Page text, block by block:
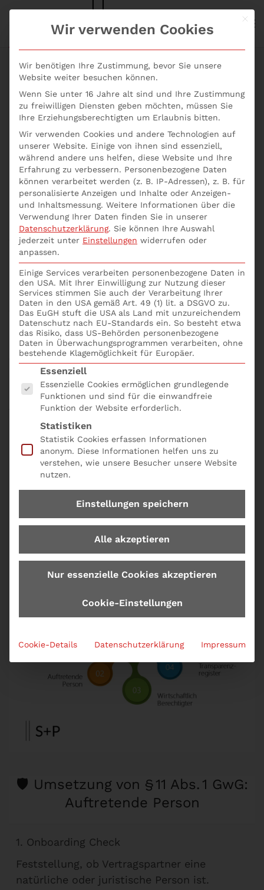
Skip to main content
S+P NEWS
Auftretende Person
– Umsetzung von
§11 Abs. 1 GwG
S+P Seminare Seminar Know Your Customer
Welche GwG-Pflichten sind bei der auftretenden
Person zu beachten? Beim Onboarding neuer
Kunden treten im Rahmen des Geldwäschegesetzes
(GwG) oft Fragen auf, besonders wenn es um die
Identifizierung von Personen geht, die im Namen von
Vertragspartnern handeln. Die neuesten Änderungen
im GwG führen zu verstärkten Anforderungen an den
Identifizierungsprozess, insbesondere gemäß § 11
Abs. 1 GwG, die den Vertriebsbereich betreffen.
Um den gesetzlichen Verpflichtungen
nachzukommen, erklären wir in diesem Artikel die
folgenden Punkte:
Die korrekte Vorgehensweise bei der
Identifizierung der handelnden Person.
Die erforderlichen Dokumente und Nachweise,
die für die Überprüfung der
Vertretungsbefugnisse notwendig sind.
Die aktuellen Anforderungen des
Geldwäschegesetzes, die während des
Identifizierungsprozesses zu beachten sind.
🛡️ Umsetzung von § 11 Abs. 1 GwG:
Auftretende Person
1. Onboarding Check
Feststellung, ob Vertragspartner eine
natürliche oder juristische Person ist.
Mit
Wir verwenden Cookies
Wir benötigen Ihre Zustimmung, bevor Sie unsere
Website weiter besuchen können.
Wenn Sie unter 16 Jahre alt sind und Ihre Zustimmung
zu freiwilligen Diensten geben möchten, müssen Sie
Ihre Erziehungsberechtigten um Erlaubnis bitten.
Wir verwenden Cookies und andere Technologien auf
unserer Website. Einige von ihnen sind essenziell,
während andere uns helfen, diese Website und Ihre
Erfahrung zu verbessern. Personenbezogene Daten
können verarbeitet werden (z. B. IP-Adressen), z. B. für
personalisierte Anzeigen und Inhalte oder Anzeigen-
und Inhaltsmessung. Weitere Informationen über die
Verwendung Ihrer Daten finden Sie in unserer
Datenschutzerklärung. Sie können Ihre Auswahl
jederzeit unter Einstellungen widerrufen oder
anpassen.
Einige Services verarbeiten personenbezogene Daten in
den USA. Mit Ihrer Einwilligung zur Nutzung dieser
Services stimmen Sie auch der Verarbeitung Ihrer
Daten in den USA gemäß Art. 49 (1) lit. a DSGVO zu.
Das EuGH stuft die USA als Land mit unzureichendem
Datenschutz nach EU-Standards ein. So besteht etwa
das Risiko, dass US-Behörden personenbezogene
Daten in Überwachungsprogrammen verarbeiten, ohne
bestehende Klagemöglichkeit für Europäer.
Es folgt eine Liste der Service-Gruppen, für die
Essenziell
Essenzielle Cookies ermöglichen grundlegende
Funktionen und sind für die einwandfreie
Funktion der Website erforderlich.
Statistiken
Statistik Cookies erfassen Informationen
anonym. Diese Informationen helfen uns zu
verstehen, wie unsere Besucher unsere Website
nutzen.
Einstellungen speichern
Alle akzeptieren
Nur essenzielle Cookies akzeptieren
Cookie-Einstellungen
Cookie-Details Datenschutzerklärung Impressum